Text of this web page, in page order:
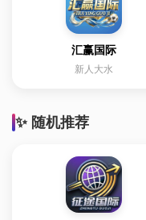
汇赢国际
新人大水
✨ 随机推荐